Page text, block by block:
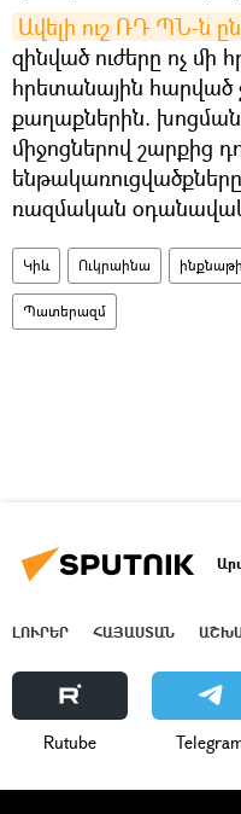
Ավելի ուշ ՌԴ ՊՆ-ն
զինված ուժերը ոչ մի
հրետանային հարված
քաղաքներին.
միջոցներով շարքից
ռազմական
Կիև Ուկրաինա
Պատերազմ
ԼՈՒՐԵՐ ՀԱՅԱՍՏԱՆ
Rutube